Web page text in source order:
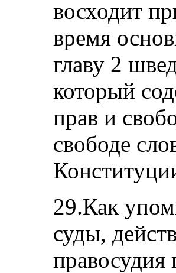
восходит
время
главу 2
который
прав и
свободе
29.Как
суды,